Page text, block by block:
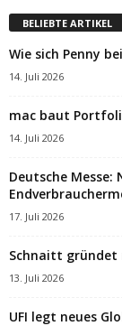
BELIEBTE ARTIKEL
Wie sich Penny
14. Juli 2026
mac baut
14. Juli 2026
Deutsche Messe:
17. Juli 2026
Schnaitt gründet
13. Juli 2026
UFI legt neues